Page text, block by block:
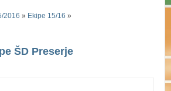
2016 » Ekipe 15/16 »
ŠD Preserje